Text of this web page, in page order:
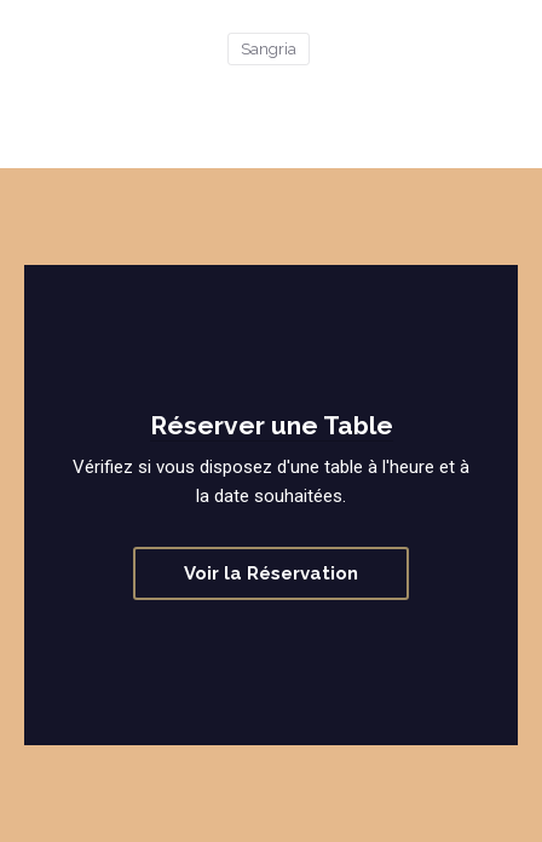
Sangria
Réserver une Table
Vérifiez si vous disposez d'une table à l'heure et à
la date souhaitées.
Voir la Réservation